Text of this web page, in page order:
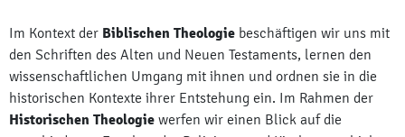
Im Kontext der Biblischen Theologie beschäftigen wir uns mit
den Schriften des Alten und Neuen Testaments, lernen den
wissenschaftlichen Umgang mit ihnen und ordnen sie in die
historischen Kontexte ihrer Entstehung ein. Im Rahmen der
Historischen Theologie werfen wir einen Blick auf die